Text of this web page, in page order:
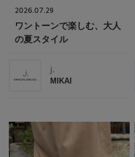
2026.07.29
ワントーンで楽しむ、大人
の夏スタイル
j.
MIKAI